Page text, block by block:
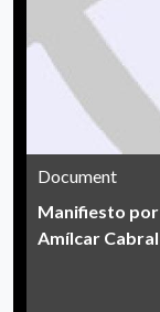
Document
Manifiesto
Amílcar Cabral